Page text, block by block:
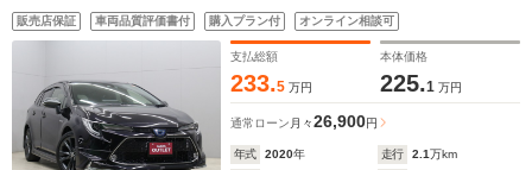
ルトインETC2.0 ハーフレザーシート 前席シートヒーター レー
ダークルーズコントロール LEDヘッドライト BSM ステアリン
販売店保証 車両品質評価書付 購入プラン付 オンライン相談可
支払総額
233.5 万円
本体価格
225.1 万円
通常ローン 月々26,900円
年式 2020年 走行 2.1万km